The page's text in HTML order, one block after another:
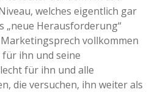
welches eigentlich gar
„neue Herausforderung“
vollkommen
ihn und seine
für ihn und alle
die versuchen, ihn weiter als